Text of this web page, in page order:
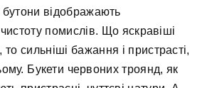
бутони відображають
чистоту помислів. Що яскравіші
сильніші бажання і пристрасті,
Букети червоних троянд, як